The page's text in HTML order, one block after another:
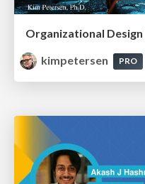
kimpetersen
PRO